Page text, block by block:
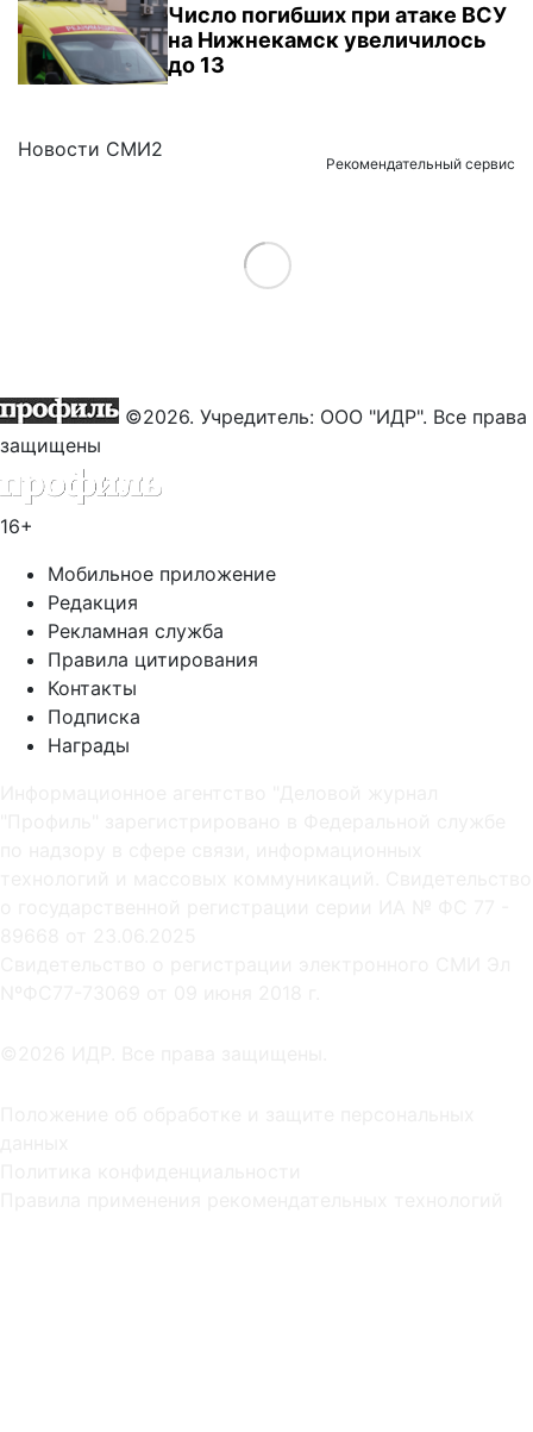
Число погибших при атаке ВСУ
на Нижнекамск увеличилось
до 13
Новости СМИ2
Рекомендательный сервис
Load More
©2026. Учредитель: ООО "ИДР". Все права
защищены
16+
Мобильное приложение
Редакция
Рекламная служба
Правила цитирования
Контакты
Подписка
Награды